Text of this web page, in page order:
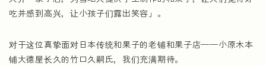
吃并感到高兴，让小孩子们露出笑容」。
对于这位真挚面对日本传统和果子的老铺和果子店——小原木本
铺大德屋长久的竹口久嗣氏，我们充满期待。